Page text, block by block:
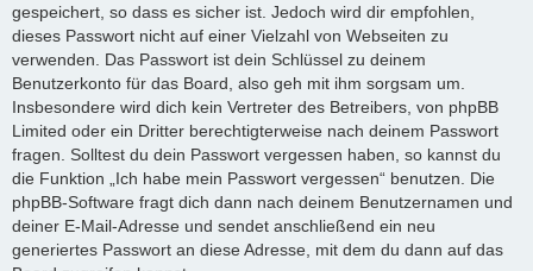
gespeichert, so dass es sicher ist. Jedoch wird dir empfohlen,
dieses Passwort nicht auf einer Vielzahl von Webseiten zu
verwenden. Das Passwort ist dein Schlüssel zu deinem
Benutzerkonto für das Board, also geh mit ihm sorgsam um.
Insbesondere wird dich kein Vertreter des Betreibers, von phpBB
Limited oder ein Dritter berechtigterweise nach deinem Passwort
fragen. Solltest du dein Passwort vergessen haben, so kannst du
die Funktion „Ich habe mein Passwort vergessen“ benutzen. Die
phpBB-Software fragt dich dann nach deinem Benutzernamen und
deiner E-Mail-Adresse und sendet anschließend ein neu
generiertes Passwort an diese Adresse, mit dem du dann auf das